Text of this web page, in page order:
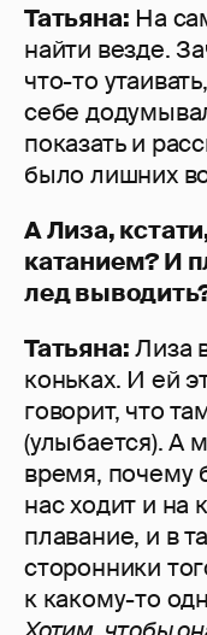
Татьяна: На
найти везде.
что-то
себе
показать и
было лишних
А Лиза,
катанием? И
лед
Татьяна:Лиза
коньках. И ей
говорит, что
(улыбается). А
время, почему
нас ходит и на
плавание, и в
сторонники
к какому-то